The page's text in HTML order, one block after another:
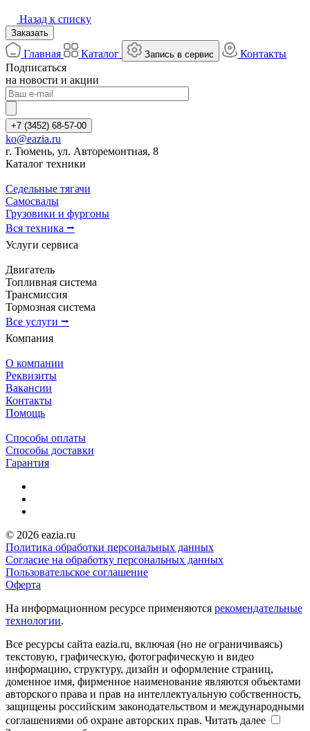
Назад к списку
Заказать
Главная Каталог Запись в сервис
Контакты
Подписаться
на новости и акции
+7 (3452) 68-57-00
ko@eazia.ru
г. Тюмень, ул. Авторемонтная, 8
Каталог техники
Седельные тягачи
Самосвалы
Грузовики и фургоны
Вся техника ⭢
Услуги сервиса
Двигатель
Топливная система
Трансмиссия
Тормозная система
Все услуги ⭢
Компания
О компании
Реквизиты
Вакансии
Контакты
Помощь
Способы оплаты
Способы доставки
Гарантия
© 2026 eazia.ru
Политика обработки персональных данных
Согласие на обработку персональных данных
Пользовательское соглашение
Оферта
На информационном ресурсе применяются рекомендательные
технологии.
Все ресурсы сайта eazia.ru, включая (но не ограничиваясь)
текстовую, графическую, фотографическую и видео
информацию, структуру, дизайн и оформление страниц,
доменное имя, фирменное наименование являются объектами
авторского права и прав на интеллектуальную собственность,
защищены российским законодательством и международными
соглашениями об охране авторских прав. Читать далее